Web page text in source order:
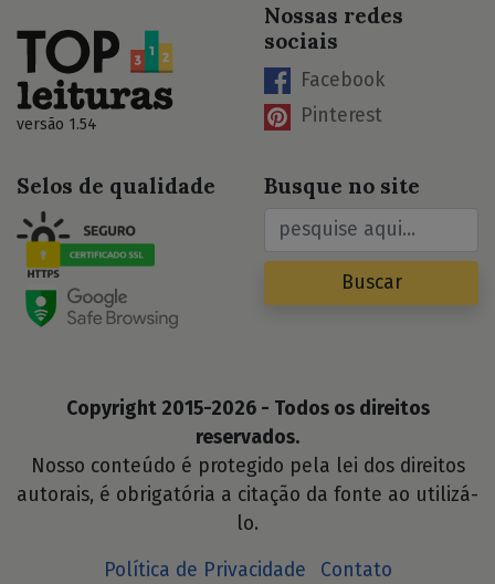
versão 1.54
Nossas redes
sociais
Facebook
Pinterest
Selos de qualidade Busque no site
Buscar
Copyright 2015-2026 - Todos os direitos
reservados.
Nosso conteúdo é protegido pela lei dos direitos
autorais, é obrigatória a citação da fonte ao utilizá-
lo.
Política de Privacidade
Contato